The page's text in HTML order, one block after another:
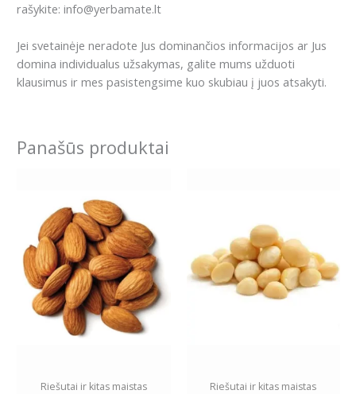
rašykite: info@yerbamate.lt
Jei svetainėje neradote Jus dominančios informacijos ar Jus
domina individualus užsakymas, galite mums užduoti
klausimus ir mes pasistengsime kuo skubiau į juos atsakyti.
Panašūs produktai
Riešutai ir kitas maistas
11.99€
has
multiple
variants.
The
options
may
be
Riešutai ir kitas maistas
multiple
variants.
The
options
may